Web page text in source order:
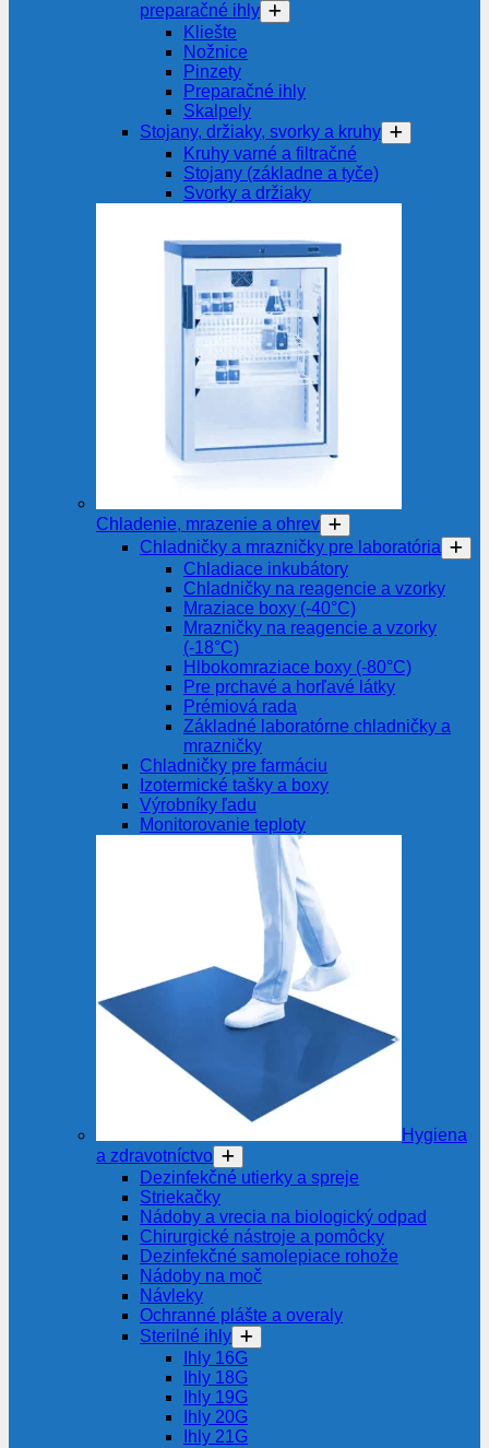
preparačné ihly
Kliešte
Nožnice
Pinzety
Preparačné ihly
Skalpely
Stojany, držiaky, svorky a kruhy
Kruhy varné a filtračné
Stojany (základne a tyče)
Svorky a držiaky
Chladenie, mrazenie a ohrev
Chladničky a mrazničky pre laboratória
Chladiace inkubátory
Chladničky na reagencie a vzorky
Mraziace boxy (-40°C)
Mrazničky na reagencie a vzorky
(-18°C)
Hlbokomraziace boxy (-80°C)
Pre prchavé a horľavé látky
Prémiová rada
Základné laboratórne chladničky a
mrazničky
Chladničky pre farmáciu
Izotermické tašky a boxy
Výrobníky ľadu
Monitorovanie teploty
Hygiena
a zdravotníctvo
Dezinfekčné utierky a spreje
Striekačky
Nádoby a vrecia na biologický odpad
Chirurgické nástroje a pomôcky
Dezinfekčné samolepiace rohože
Nádoby na moč
Návleky
Ochranné plášte a overaly
Sterilné ihly
Ihly 16G
Ihly 18G
Ihly 19G
Ihly 20G
Ihly 21G